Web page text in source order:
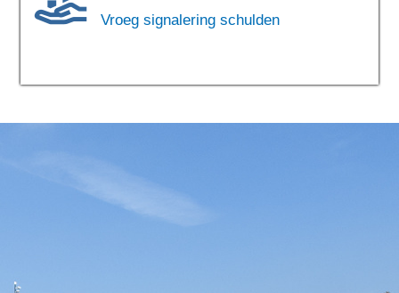
Vroeg signalering schulden